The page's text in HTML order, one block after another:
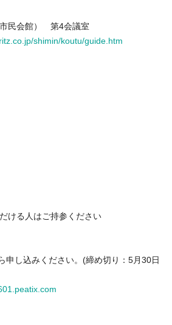
市民会館） 第4会議室
shimin/koutu/guide.htm
ける人はご持参ください
し込みください。(締め切り： 5月30日